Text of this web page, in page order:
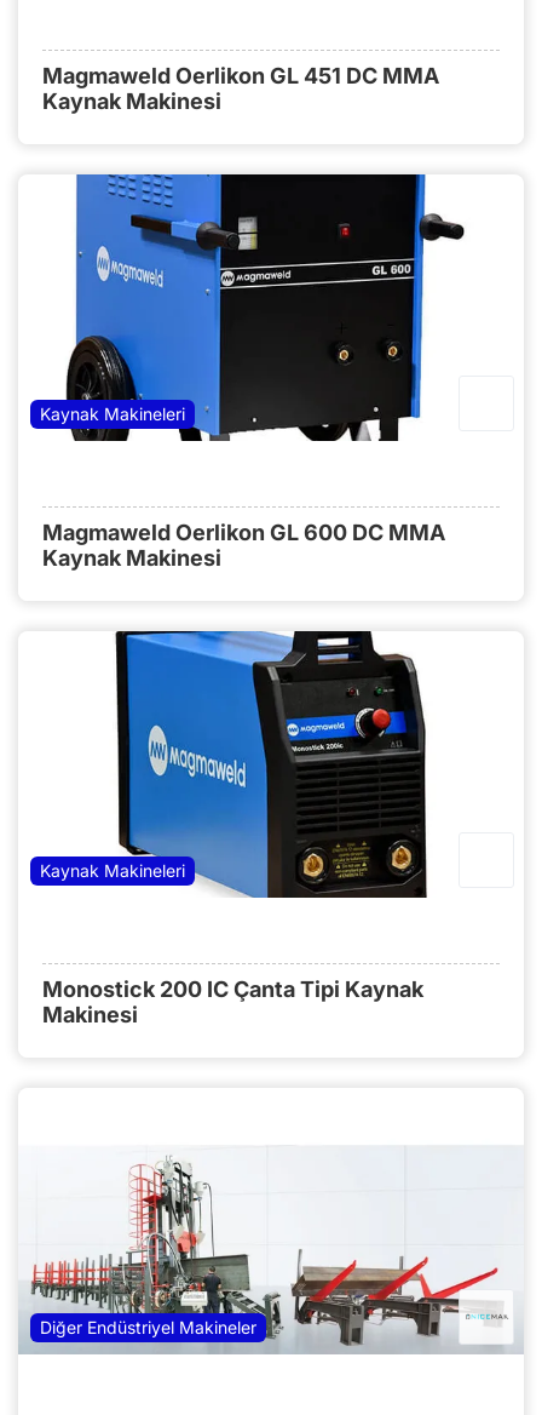
Magmaweld Oerlikon GL 451 DC MMA
Kaynak Makinesi
Kaynak Makineleri
Magmaweld Oerlikon GL 600 DC MMA
Kaynak Makinesi
Kaynak Makineleri
Monostick 200 IC Çanta Tipi Kaynak
Makinesi
Diğer Endüstriyel Makineler